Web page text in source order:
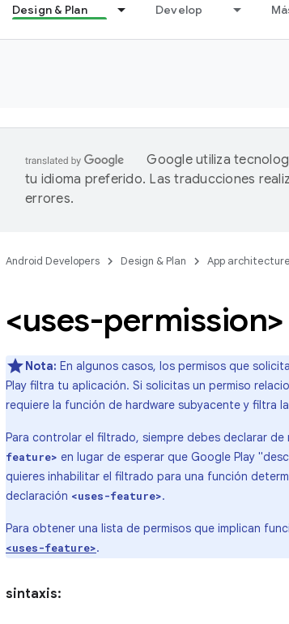
Design & Plan Develop
Google utiliza
tu idioma preferido. Las traducciones
errores.
Android Developers Design & Plan App architecture
<uses-permission>
Nota: En algunos casos, los permisos que
Play filtra tu aplicación. Si solicitas un permiso
requiere la función de hardware subyacente y filtra
Para controlar el filtrado, siempre debes declarar
feature> en lugar de esperar que Google Play
quieres inhabilitar el filtrado para una función
declaración <uses-feature>.
Para obtener una lista de permisos que implican
<uses-feature>.
sintaxis: